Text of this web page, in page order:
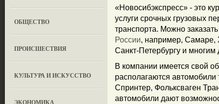
ОБЩЕСТВО
ПРОИСШЕСТВИЯ
КУЛЬТУРА И ИСКУССТВО
ЭКОНОМИКА
«Новосибэкспресс» - это
услуги срочных грузовых
транспорта. Можно
России, например, Самаре,
Санкт-Петербургу и многим
В компании имеется свой
располагаются автомобили
Спринтер, Фольксваген
автомобили дают